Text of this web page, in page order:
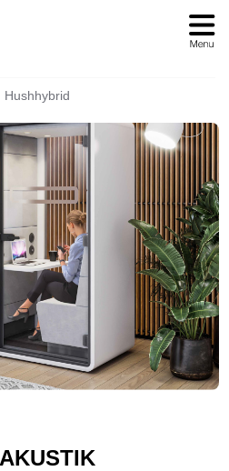
Hushhybrid